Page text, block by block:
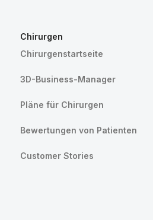
Chirurgen
Chirurgenstartseite
3D-Business-Manager
Pläne für Chirurgen
Bewertungen von Patienten
Customer Stories